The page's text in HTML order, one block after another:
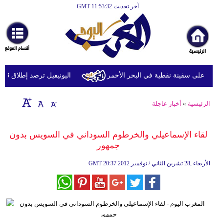
آخر تحديث GMT 11:53:32
أخبارعاجلة
رياضة
ثقافة
إقتصاد
وموسيقى
سياحة
اليونيفيل ترصد إطلاق 113 مقذوفا إسرائيليا على لبنان خلال يوم واحد على سفينة نفطية في البحر الأحمر
الرئيسية » أخبار عاجلة
لقاء الإسماعيلي والخرطوم السوداني في السويس بدون
جمهور
GMT 20:37 2012 الأربعاء ,28 تشرين الثاني / نوفمبر